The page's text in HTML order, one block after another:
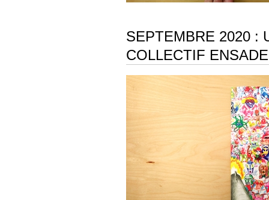
SEPTEMBRE 2020 :
COLLECTIF